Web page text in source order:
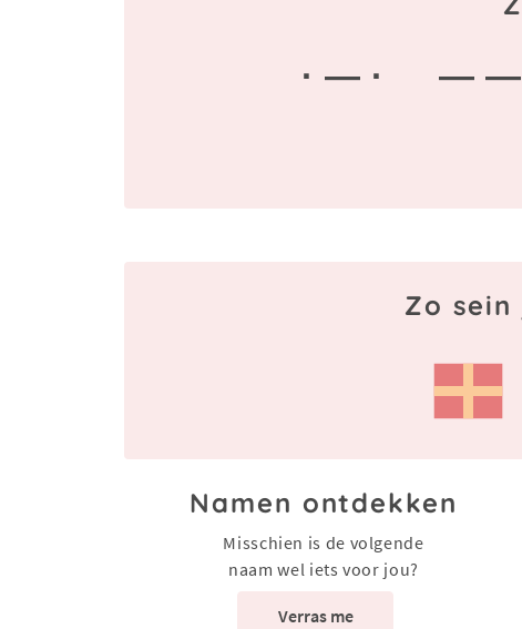
· — · —
Zo
Namen ontdekken
Misschien is de volgende
naam wel iets voor jou?
Verras me